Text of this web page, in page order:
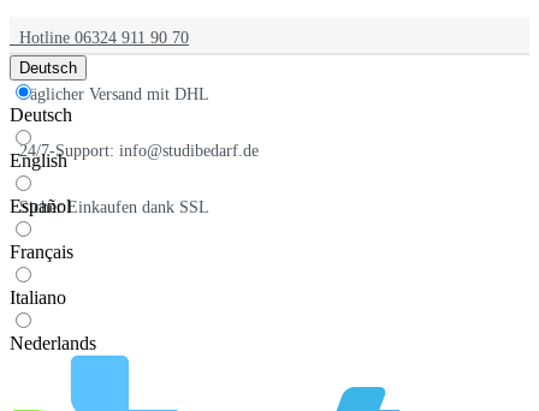
Hotline 06324 911 90 70
Täglicher Versand mit DHL
24/7-Support: info@studibedarf.de
Sicher Einkaufen dank SSL
Deutsch
Deutsch
English
Español
Français
Italiano
Nederlands